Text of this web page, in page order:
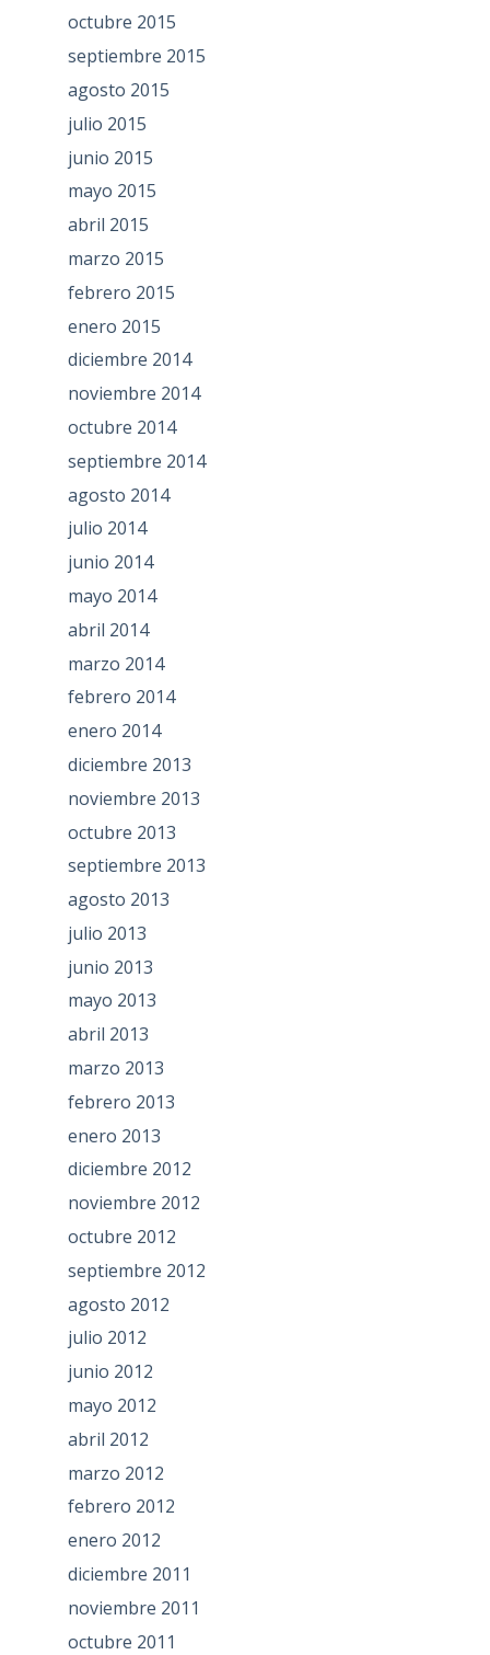
octubre 2015
septiembre 2015
agosto 2015
julio 2015
junio 2015
mayo 2015
abril 2015
marzo 2015
febrero 2015
enero 2015
diciembre 2014
noviembre 2014
octubre 2014
septiembre 2014
agosto 2014
julio 2014
junio 2014
mayo 2014
abril 2014
marzo 2014
febrero 2014
enero 2014
diciembre 2013
noviembre 2013
octubre 2013
septiembre 2013
agosto 2013
julio 2013
junio 2013
mayo 2013
abril 2013
marzo 2013
febrero 2013
enero 2013
diciembre 2012
noviembre 2012
octubre 2012
septiembre 2012
agosto 2012
julio 2012
junio 2012
mayo 2012
abril 2012
marzo 2012
febrero 2012
enero 2012
diciembre 2011
noviembre 2011
octubre 2011